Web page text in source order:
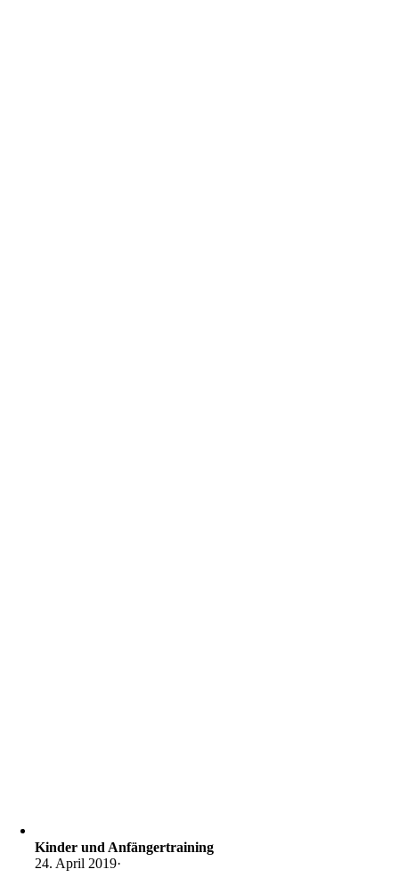
Kinder und Anfängertraining
24. April 2019·